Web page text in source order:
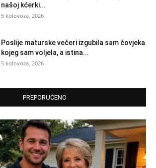
našoj kćerki...
5 kolovoza, 2026
Poslije maturske večeri izgubila sam čovjeka
kojeg sam voljela, a istina...
5 kolovoza, 2026
PREPORUČENO